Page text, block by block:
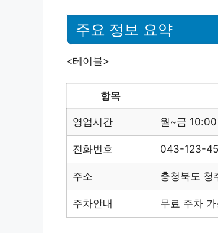
주요 정보 요약
<테이블>
항목
영업시간 월~금
전화번호 043-123-
주소 충청북도 청
주차안내 무료 주차